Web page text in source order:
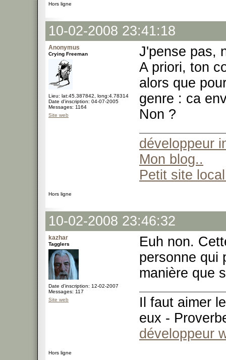
Hors ligne
10-02-2008 23:41:18
Anonymus
Crying Freeman
Lieu: lat:45.387842, long:4.78314
Date d'inscription: 04-07-2005
Messages: 1164
Site web
J'pense pas,
A priori, ton
alors que
genre : ca
Non ?
développeur
Mon blog..
Petit site
Hors ligne
10-02-2008 23:46:32
kazhar
Tagglers
Date d'inscription: 12-02-2007
Messages: 117
Site web
Euh non.
personne qui
manière que
Il faut aimer
eux -
développeur
Hors ligne